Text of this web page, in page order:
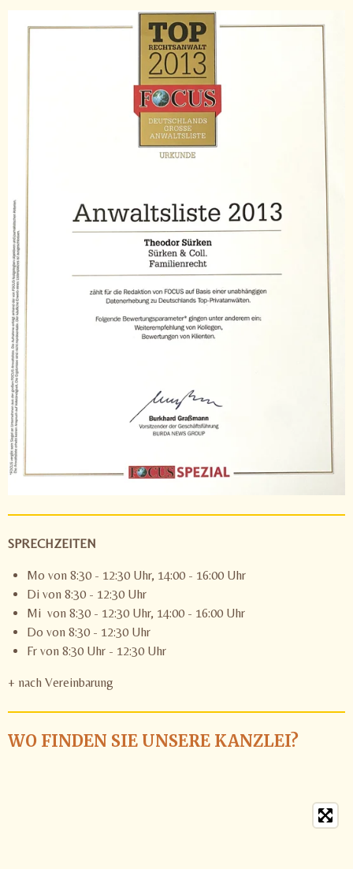
SPRECHZEITEN
Mo von 8:30 - 12:30 Uhr, 14:00 - 16:00 Uhr
Di von 8:30 - 12:30 Uhr
Mi von 8:30 - 12:30 Uhr, 14:00 - 16:00 Uhr
Do von 8:30 - 12:30 Uhr
Fr von 8:30 Uhr - 12:30 Uhr
+ nach Vereinbarung
WO FINDEN SIE UNSERE KANZLEI?